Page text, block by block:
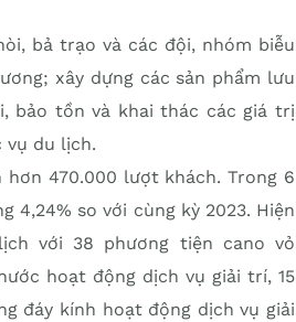
bả trạo và các đội, nhóm biễu
xây dựng các sản phẩm lưu
bảo tồn và khai thác các giá trị
vụ du lịch.
470.000 lượt khách. Trong 6
4,24% so với cùng kỳ 2023. Hiện
với 38 phương tiện cano vỏ
hoạt động dịch vụ giải trí, 15
đáy kính hoạt động dịch vụ giải